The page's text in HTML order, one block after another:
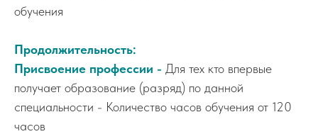
обучения
Продолжительность:
Присвоение профессии - Для тех кто впервые
получает образование (разряд) по данной
специальности - Количество часов обучения от 120
часов